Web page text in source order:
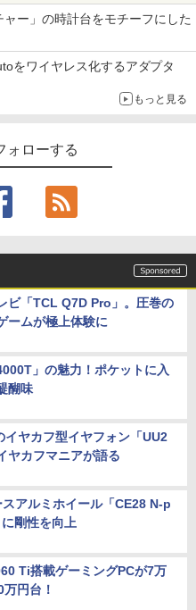
ャー」の時計台をモチーフにした
をワイヤレス化するアダプタ
もっと見る
ォローする
ビ「TCL Q7D Pro」。圧巻の
ームが極上体験に
」の魅力！ポケットに入
醐味
イヤカフ型イヤフォン「UU2
ヤカフマニアが語る
アルミホイール「CE28 N-p
剛性を向上
Ti搭載ゲーミングPCが7万
円台！